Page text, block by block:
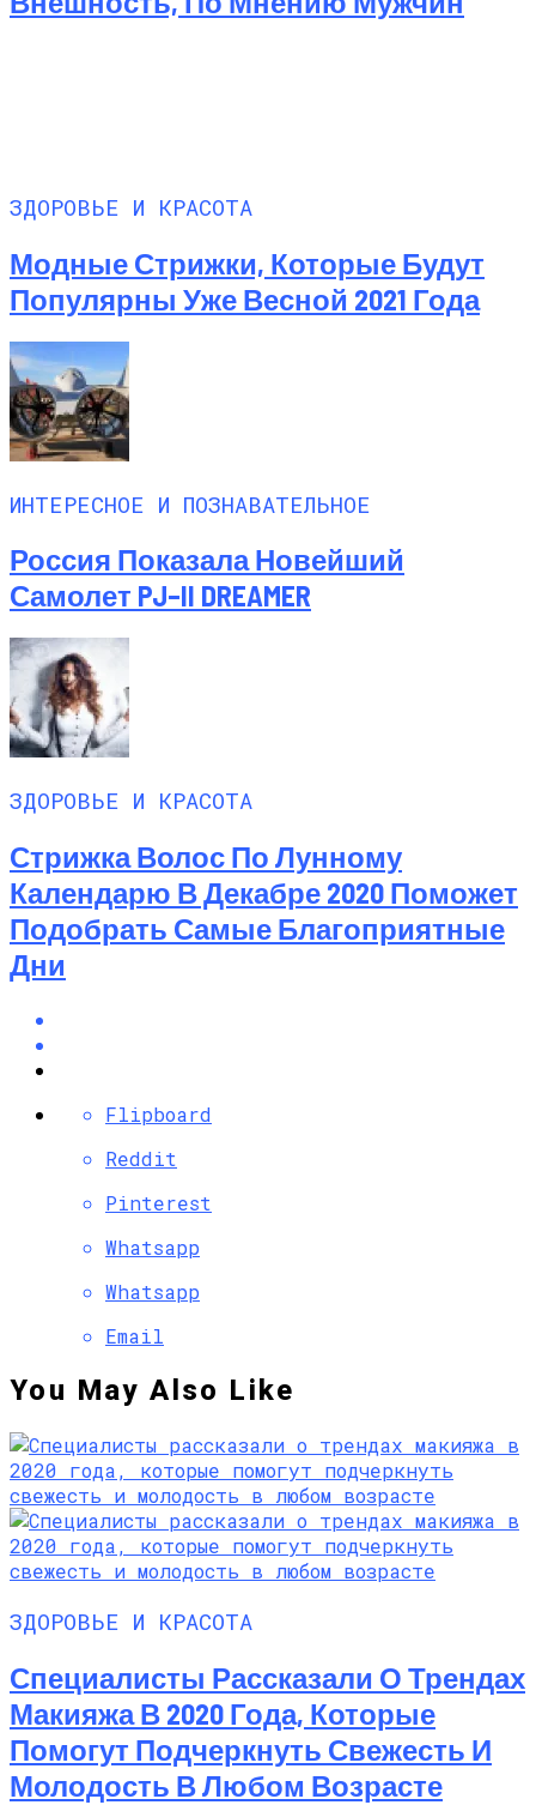
ЗДОРОВЬЕ И КРАСОТА
Модные Стрижки, Которые Будут
Популярны Уже Весной 2021 Года
ИНТЕРЕСНОЕ И ПОЗНАВАТЕЛЬНОЕ
Россия Показала Новейший
Самолет PJ–II DREAMER
ЗДОРОВЬЕ И КРАСОТА
Стрижка Волос По Лунному
Календарю В Декабре 2020 Поможет
Подобрать Самые Благоприятные
Дни
Flipboard
Reddit
Pinterest
Whatsapp
Whatsapp
Email
You May Also Like
ЗДОРОВЬЕ И КРАСОТА
Специалисты Рассказали О Трендах
Макияжа В 2020 Года, Которые
Помогут Подчеркнуть Свежесть И
Молодость В Любом Возрасте